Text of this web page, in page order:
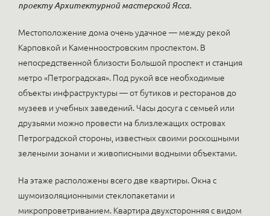
проекту Архитектурной мастерской Ясса.
Местоположение дома очень удачное — между рекой
Карповкой и Каменноостровским проспектом. В
непосредственной близости Большой проспект и станция
метро «Петроградская». Под рукой все необходимые
объекты инфраструктуры — от бутиков и ресторанов до
музеев и учебных заведений. Часы досуга с семьей или
друзьями можно провести на близлежащих островах
Петроградской стороны, известных своими роскошными
зелеными зонами и живописными водными объектами.
На этаже расположены всего две квартиры. Окна с
шумоизоляционными стеклопакетами и
микропроветриванием. Квартира двухсторонняя с видом